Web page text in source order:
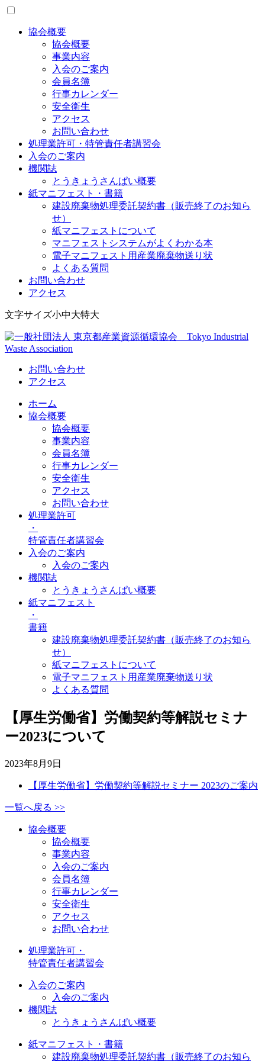
協会概要
協会概要
事業内容
入会のご案内
会員名簿
行事カレンダー
安全衛生
アクセス
お問い合わせ
処理業許可・特管責任者講習会
入会のご案内
機関誌
とうきょうさんぱい概要
紙マニフェスト・書籍
建設廃棄物処理委託契約書（販売終了のお知ら
せ）
紙マニフェストについて
マニフェストシステムがよくわかる本
電子マニフェスト用産業廃棄物送り状
よくある質問
お問い合わせ
アクセス
Skip
content
文字サイズ小中大特大
一般社団法人 東京都産業資源循環協会
Tokyo Industrial Waste Association
お問い合わせ
アクセス
ホーム
協会概要
協会概要
事業内容
会員名簿
行事カレンダー
安全衛生
アクセス
お問い合わせ
処理業許可
・
特管責任者講習会
入会のご案内
入会のご案内
機関誌
とうきょうさんぱい概要
紙マニフェスト
・
書籍
建設廃棄物処理委託契約書（販売終了のお知ら
せ）
紙マニフェストについて
電子マニフェスト用産業廃棄物送り状
よくある質問
【厚生労働省】労働契約等解説セミナ
ー2023について
2023年8月9日
【厚生労働省】労働契約等解説セミナー 2023のご案内
一覧へ戻る >>
協会概要
協会概要
事業内容
入会のご案内
会員名簿
行事カレンダー
安全衛生
アクセス
お問い合わせ
処理業許可・
特管責任者講習会
入会のご案内
入会のご案内
機関誌
とうきょうさんぱい概要
紙マニフェスト・書籍
建設廃棄物処理委託契約書（販売終了のお知ら